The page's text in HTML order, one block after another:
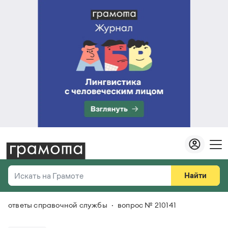
Искать на Грамоте
Справочная служба
Найти
Везде
ответы справочной службы вопрос № 210141